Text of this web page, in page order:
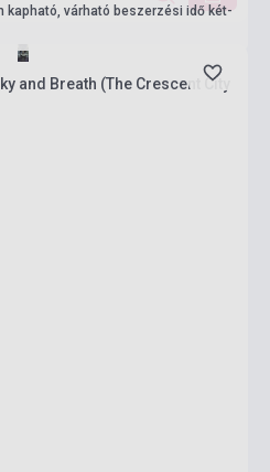
kapható, várható beszerzési idő két-
and Breath (The Crescent City